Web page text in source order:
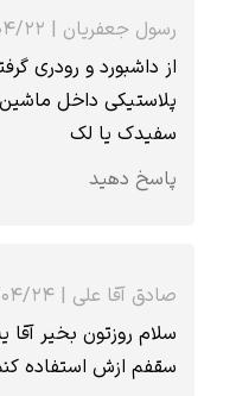
★★★
رسول جعفریان | ۰۴/
از داشبورد و رودری
پلاستیکی داخل
سفیدک یا لک
پاسخ دهید
صادق آقا علی | ۰۴/
سلام روزتون بخیر
سقفم ازش استفاده